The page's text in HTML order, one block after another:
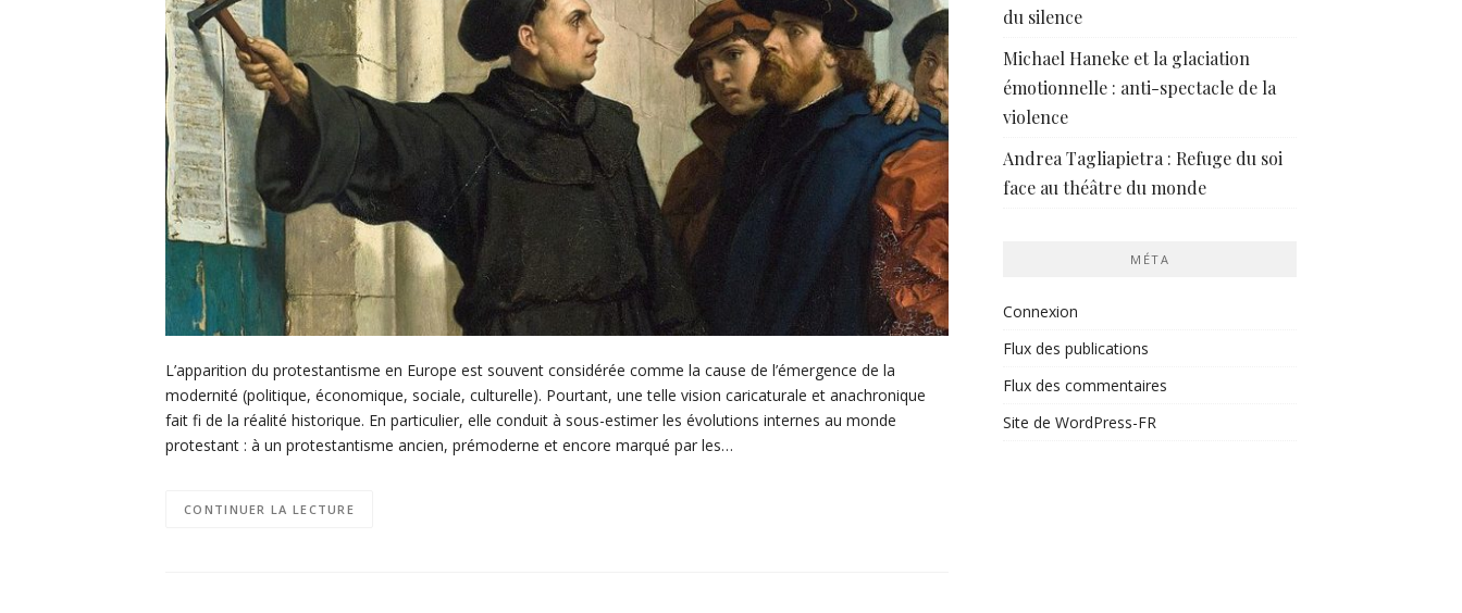
L’apparition du protestantisme en Europe est souvent considérée comme la cause de l’émergence de la
modernité (politique, économique, sociale, culturelle). Pourtant, une telle vision caricaturale et anachronique
fait fi de la réalité historique. En particulier, elle conduit à sous-estimer les évolutions internes au monde
protestant : à un protestantisme ancien, prémoderne et encore marqué par les…
CONTINUER LA LECTURE
du silence
Michael Haneke et la glaciation
émotionnelle : anti-spectacle de la
violence
Andrea Tagliapietra : Refuge du soi
face au théâtre du monde
MÉTA
Connexion
Flux des publications
Flux des commentaires
Site de WordPress-FR